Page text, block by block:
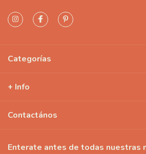
Categorías
+ Info
Contactános
Enterate antes de todas nuestras